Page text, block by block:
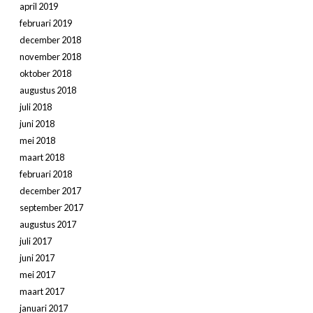
april 2019
februari 2019
december 2018
november 2018
oktober 2018
augustus 2018
juli 2018
juni 2018
mei 2018
maart 2018
februari 2018
december 2017
september 2017
augustus 2017
juli 2017
juni 2017
mei 2017
maart 2017
januari 2017